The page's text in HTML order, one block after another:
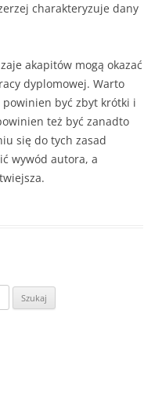
charakteryzuje dany
akapitów mogą okazać
dyplomowej. Warto
być zbyt krótki i
też być zanadto
się do tych zasad
wywód autora, a